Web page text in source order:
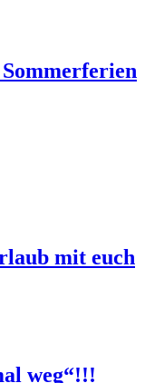
mit euch
weg“!!!